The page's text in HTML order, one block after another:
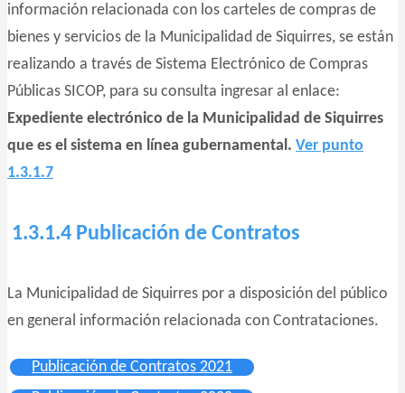
información relacionada con los carteles de compras de
bienes y servicios de la Municipalidad de Siquirres, se están
realizando a través de Sistema Electrónico de Compras
Públicas SICOP, para su consulta ingresar al enlace:
Expediente electrónico de la Municipalidad de Siquirres
que es el sistema en línea gubernamental. Ver punto
1.3.1.7
1.3.1.4 Publicación de Contratos
La Municipalidad de Siquirres por a disposición del público
en general información relacionada con Contrataciones.
Publicación de Contratos 2021